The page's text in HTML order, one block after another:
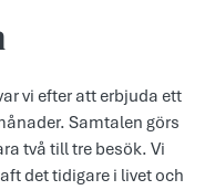
vi efter att erbjuda ett
Samtalen görs
två till tre besök. Vi
det tidigare i livet och